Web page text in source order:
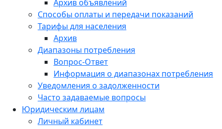
Архив объявлений
Способы оплаты и передачи показаний
Тарифы для населения
Архив
Диапазоны потребления
Вопрос-Ответ
Информация о диапазонах потребления
Уведомления о задолженности
Часто задаваемые вопросы
Юридическим лицам
Личный кабинет